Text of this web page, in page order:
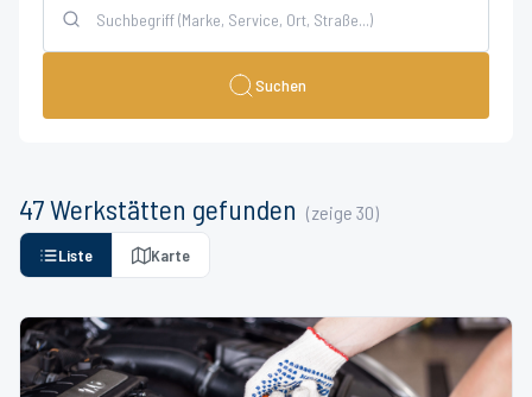
Suchen
47Werkstätten gefunden (zeige 30)
Liste Karte